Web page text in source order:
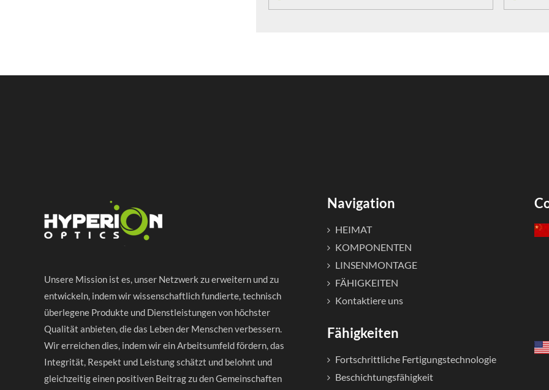
Um den fotografischen Blickwinkel zu maximieren, ist die
wie z.
Unsere Mission ist es, unser Netzwerk zu erweitern und zu
entwickeln, indem wir wissenschaftlich fundierte, technisch
überlegene Produkte und Dienstleistungen von höchster
Qualität anbieten, die das Leben der Menschen verbessern.
Wir erreichen dies, indem wir ein Arbeitsumfeld fördern, das
Integrität, Respekt und Leistung schätzt und belohnt und
gleichzeitig einen positiven Beitrag zu den Gemeinschaften
Navigation
HEIMAT
KOMPONENTEN
LINSENMONTAGE
FÄHIGKEITEN
Kontaktiere uns
Fähigkeiten
Fortschrittliche Fertigungstechnologie
Beschichtungsfähigkeit